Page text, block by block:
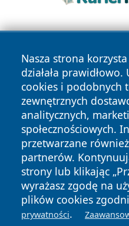
Nasza strona
działała
cookies i podobnych
zewnętrznych
analitycznych,
społecznościowych.
przetwarzane
partnerów.
strony lub klikając
wyrażasz zgodę na
plików cookies
prywatności.
Copyright © 2026
zastrzeżone.
News Autorzy